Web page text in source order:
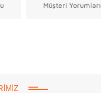
Müşteri Yorumları